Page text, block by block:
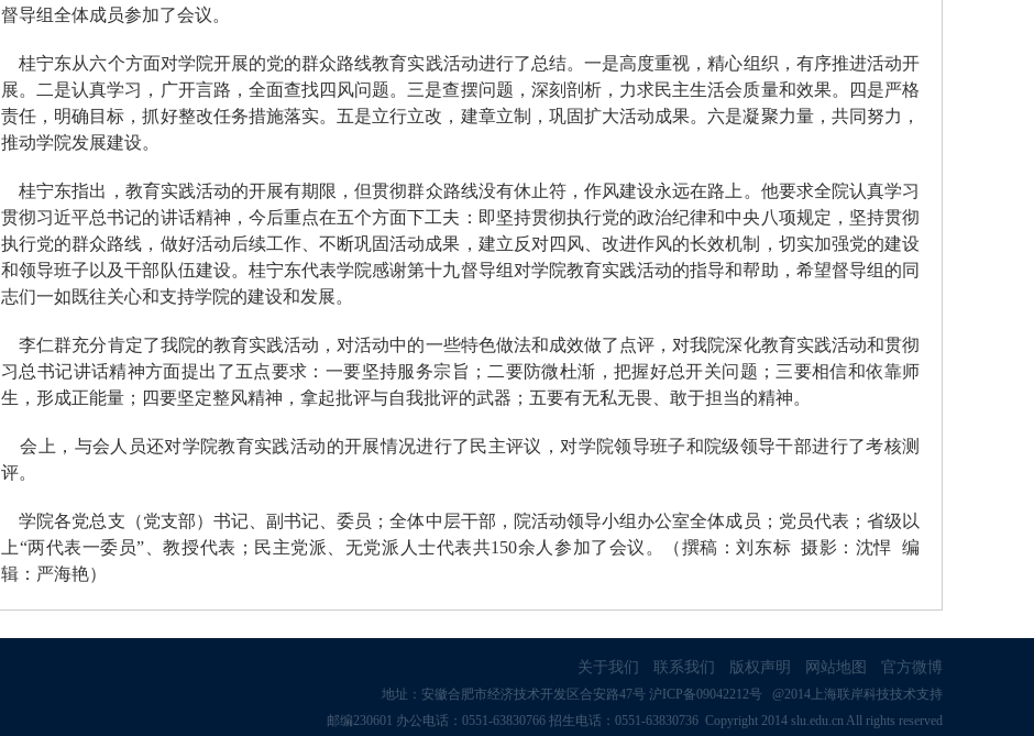
督导组全体成员参加了会议。
桂宁东从六个方面对学院开展的党的群众路线教育实践活动进行了总结。一是高度重视，精心组织，有序推进活动开
展。二是认真学习，广开言路，全面查找四风问题。三是查摆问题，深刻剖析，力求民主生活会质量和效果。四是严格
责任，明确目标，抓好整改任务措施落实。五是立行立改，建章立制，巩固扩大活动成果。六是凝聚力量，共同努力，
推动学院发展建设。
桂宁东指出，教育实践活动的开展有期限，但贯彻群众路线没有休止符，作风建设永远在路上。他要求全院认真学习
贯彻习近平总书记的讲话精神，今后重点在五个方面下工夫：即坚持贯彻执行党的政治纪律和中央八项规定，坚持贯彻
执行党的群众路线，做好活动后续工作、不断巩固活动成果，建立反对四风、改进作风的长效机制，切实加强党的建设
和领导班子以及干部队伍建设。桂宁东代表学院感谢第十九督导组对学院教育实践活动的指导和帮助，希望督导组的同
志们一如既往关心和支持学院的建设和发展。
李仁群充分肯定了我院的教育实践活动，对活动中的一些特色做法和成效做了点评，对我院深化教育实践活动和贯彻
习总书记讲话精神方面提出了五点要求：一要坚持服务宗旨；二要防微杜渐，把握好总开关问题；三要相信和依靠师
生，形成正能量；四要坚定整风精神，拿起批评与自我批评的武器；五要有无私无畏、敢于担当的精神。
会上，与会人员还对学院教育实践活动的开展情况进行了民主评议，对学院领导班子和院级领导干部进行了考核测
评。
学院各党总支（党支部）书记、副书记、委员；全体中层干部，院活动领导小组办公室全体成员；党员代表；省级以
上“两代表一委员”、教授代表；民主党派、无党派人士代表共150余人参加了会议。（撰稿：刘东标 摄影：沈悍 编
辑：严海艳）
关于我们 联系我们 版权声明 网站地图 官方微博
地址：安徽合肥市经济技术开发区合安路47号 沪ICP备09042212号 @2014上海联岸科技技术支持
邮编230601 办公电话：0551-63830766 招生电话：0551-63830736 Copyright 2014 slu.edu.cn All rights reserved